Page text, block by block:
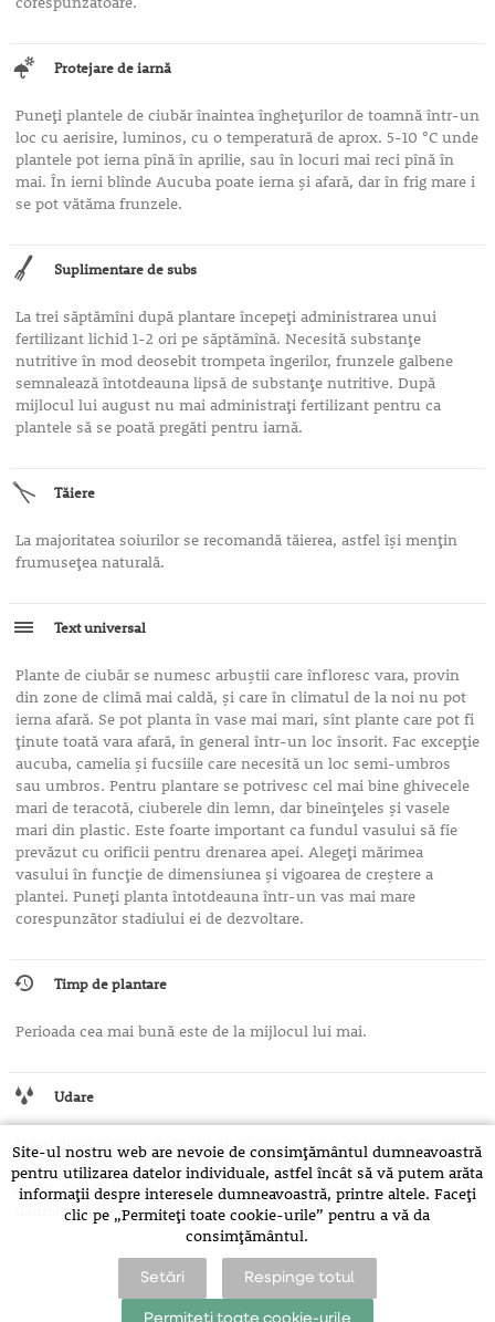
Protejare de iarnă
Puneţi plantele de ciubăr înaintea îngheţurilor de toamnă într-un
loc cu aerisire, luminos, cu o temperatură de aprox. 5-10 °C unde
plantele pot ierna pînă în aprilie, sau în locuri mai reci pînă în
mai. În ierni blînde Aucuba poate ierna şi afară, dar în frig mare i
se pot vătăma frunzele.
Suplimentare de subs
La trei săptămîni după plantare începeţi administrarea unui
fertilizant lichid 1-2 ori pe săptămînă. Necesită substanţe
nutritive în mod deosebit trompeta îngerilor, frunzele galbene
semnalează întotdeauna lipsă de substanţe nutritive. După
mijlocul lui august nu mai administraţi fertilizant pentru ca
plantele să se poată pregăti pentru iarnă.
Tăiere
La majoritatea soiurilor se recomandă tăierea, astfel îşi menţin
frumuseţea naturală.
Text universal
Plante de ciubăr se numesc arbuştii care înfloresc vara, provin
din zone de climă mai caldă, şi care în climatul de la noi nu pot
ierna afară. Se pot planta în vase mai mari, sînt plante care pot fi
ţinute toată vara afară, în general într-un loc însorit. Fac excepţie
aucuba, camelia şi fucsiile care necesită un loc semi-umbros
sau umbros. Pentru plantare se potrivesc cel mai bine ghivecele
mari de teracotă, ciuberele din lemn, dar bineînţeles şi vasele
mari din plastic. Este foarte important ca fundul vasului să fie
prevăzut cu orificii pentru drenarea apei. Alegeţi mărimea
vasului în funcţie de dimensiunea şi vigoarea de creştere a
plantei. Puneţi planta întotdeauna într-un vas mai mare
corespunzător stadiului ei de dezvoltare.
Timp de plantare
Perioada cea mai bună este de la mijlocul lui mai.
Udare
Udaţi după nevoie, doar atît cît plantele să nu se usuce. Cu cît
este încăperea mai caldă, stropiţi cu atît mai des. În încăperi prea
calde, neaerisite, închise plantele se infectează uşor, apar
dăunătorii, de ex. păduchii ţestoşi.
Site-ul nostru web are nevoie de consimțământul dumneavoastră
pentru utilizarea datelor individuale, astfel încât să vă putem arăta
informații despre interesele dumneavoastră, printre altele. Faceți
clic pe „Permiteți toate cookie-urile” pentru a vă da
consimțământul.
Setări Respinge totul
Permiteți toate cookie-urile